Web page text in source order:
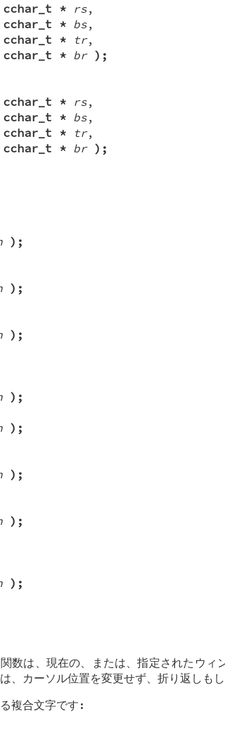
cchar_t * rs,
cchar_t * bs,
cchar_t * tr,
cchar_t * br );
cchar_t * rs,
cchar_t * bs,
cchar_t * tr,
cchar_t * br );
);
);
);
);
);
);
);
);
関数は、現在の、または、指定されたウ
、カーソル位置を変更せず、折り返しもし
複合文字です: